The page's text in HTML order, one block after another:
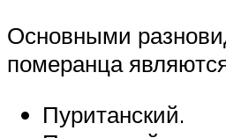
Основными
померанца
Пуританский.